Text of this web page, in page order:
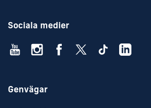
Sociala medier
Genvägar